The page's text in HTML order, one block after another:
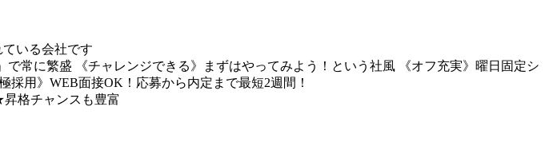
いる会社です
で常に繁盛 《チャレンジできる》まずはやってみよう！という社風
《オフ充実》曜日固定シ
極採用》WEB面接OK！応募から内定まで最短2週間！
格チャンスも豊富